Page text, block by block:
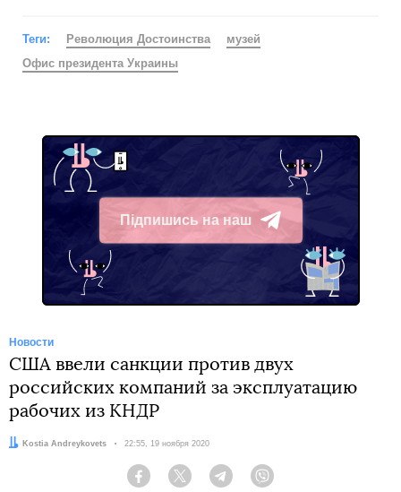
Теги: Революция Достоинства
музей
Офис президента Украины
Підпишись на наш
Telegram
Новости
США ввели санкции против двух
российских компаний за эксплуатацию
рабочих из КНДР
Автор:Kostia Andreykovets Дата:
22:55, 19 ноября 2020
Facebook Twitter Telegram